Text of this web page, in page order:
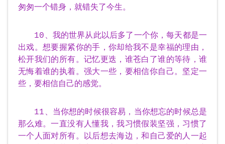
匆匆一个错身，就错失了今生。
10、我的世界从此以后多了一个你，每天都是一
出戏。想要握紧你的手，你却给我不是幸福的理由，
松开我们的所有。记忆更迭，谁苍白了谁的等待，谁
无悔着谁的执着。强大一些，要相信你自己。坚定一
些，要相信自己的感觉。
11、当你想的时候很容易，当你想忘的时候总是
那么难。一直没有人懂我，我习惯假装坚强，习惯了
一个人面对所有。以后想去海边，和自己爱的人一起